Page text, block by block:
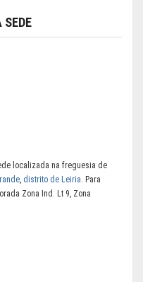
localizada na freguesia de
, distrito de Leiria. Para
Zona Ind. Lt 9, Zona